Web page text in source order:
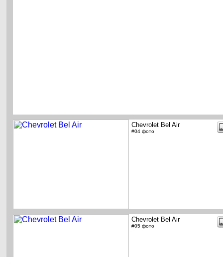
Chevrolet Bel Air
#04 фото
Chevrolet Bel Air
#05 фото